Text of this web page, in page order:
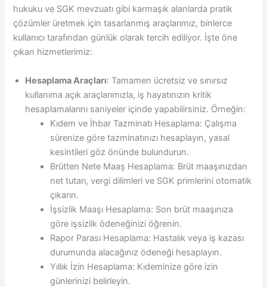
hukuku ve SGK mevzuatı gibi karmaşık alanlarda pratik
çözümler üretmek için tasarlanmış araçlarımız, binlerce
kullanıcı tarafından günlük olarak tercih ediliyor. İşte öne
çıkan hizmetlerimiz:
Hesaplama Araçları: Tamamen ücretsiz ve sınırsız
kullanıma açık araçlarımızla, iş hayatınızın kritik
hesaplamalarını saniyeler içinde yapabilirsiniz. Örneğin:
Kıdem ve İhbar Tazminatı Hesaplama: Çalışma
sürenize göre tazminatınızı hesaplayın, yasal
kesintileri göz önünde bulundurun.
Brütten Nete Maaş Hesaplama: Brüt maaşınızdan
net tutarı, vergi dilimleri ve SGK primlerini otomatik
çıkarın.
İşsizlik Maaşı Hesaplama: Son brüt maaşınıza
göre işsizlik ödeneğinizi öğrenin.
Rapor Parası Hesaplama: Hastalık veya iş kazası
durumunda alacağınız ödeneği hesaplayın.
Yıllık İzin Hesaplama: Kıdeminize göre izin
günlerinizi belirleyin.